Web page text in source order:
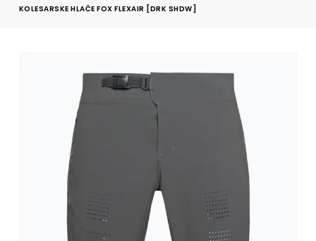
KOLESARSKE HLAČE FOX FLEXAIR [DRK SHDW]